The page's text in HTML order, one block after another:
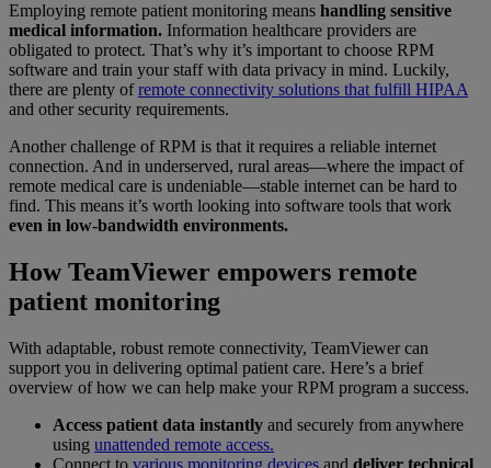
Employing remote patient monitoring means handling sensitive
medical information. Information healthcare providers are
obligated to protect. That’s why it’s important to choose RPM
software and train your staff with data privacy in mind. Luckily,
there are plenty ofremote connectivity solutions that fulfill HIPAA
and other security requirements.
Another challenge of RPM is that it requires a reliable internet
connection. And in underserved, rural areas—where the impact of
remote medical care is undeniable—stable internet can be hard to
find. This means it’s worth looking into software tools that work
even in low-bandwidth environments.
How TeamViewer empowers remote
patient monitoring
With adaptable, robust remote connectivity, TeamViewer can
support you in delivering optimal patient care. Here’s a brief
overview of how we can help make your RPM program a success.
Access patient data instantly and securely from anywhere
using unattended remote access.
Connect to various monitoring devices and deliver technical